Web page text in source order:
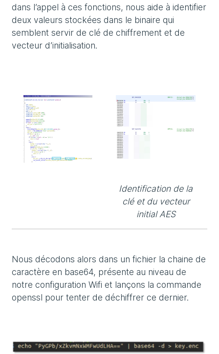
dans l’appel à ces fonctions, nous aide à identifier
deux valeurs stockées dans le binaire qui
semblent servir de clé de chiffrement et de
vecteur d’initialisation.
Identification de la
clé et du vecteur
initial AES
Nous décodons alors dans un fichier la chaine de
caractère en base64, présente au niveau de
notre configuration Wifi et lançons la commande
openssl pour tenter de déchiffrer ce dernier.